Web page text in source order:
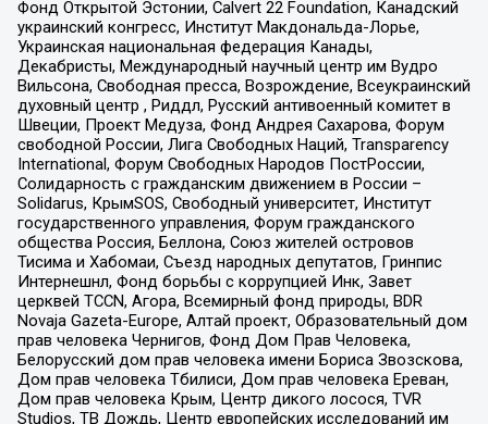
Фонд Открытой Эстонии, Calvert 22 Foundation, Канадский
украинский конгресс, Институт Макдональда-Лорье,
Украинская национальная федерация Канады,
Декабристы, Международный научный центр им Вудро
Вильсона, Свободная пресса, Возрождение, Всеукраинский
духовный центр , Риддл, Русский антивоенный комитет в
Швеции, Проект Медуза, Фонд Андрея Сахарова, Форум
свободной России, Лига Свободных Наций, Transparеncy
International, Форум Свободных Народов ПостРоссии,
Солидарность с гражданским движением в России –
Solidarus, КрымSOS, Свободный университет, Институт
государственного управления, Форум гражданского
общества Россия, Беллона, Союз жителей островов
Тисима и Хабомаи, Съезд народных депутатов, Гринпис
Интернешнл, Фонд борьбы с коррупцией Инк, Завет
церквей TCCN, Агора, Всемирный фонд природы, BDR
Novaja Gazeta-Europe, Алтай проект, Образовательный дом
прав человека Чернигов, Фонд Дом Прав Человека,
Белорусский дом прав человека имени Бориса Звозскова,
Дом прав человека Тбилиси, Дом прав человека Ереван,
Дом прав человека Крым, Центр дикого лосося, TVR
Studios, ТВ Дождь, Центр европейских исследований им